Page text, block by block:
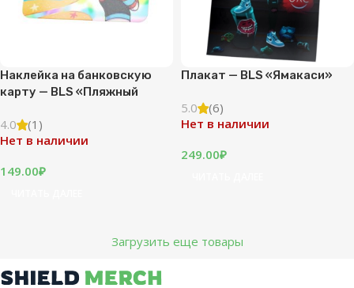
Наклейка на банковскую
карту — BLS «Пляжный
4.0
(1)
Нет в наличии
149.00₽
Плакат — BLS «Ямакаси»
5.0
(6)
Нет в наличии
249.00₽
Загрузить еще товары